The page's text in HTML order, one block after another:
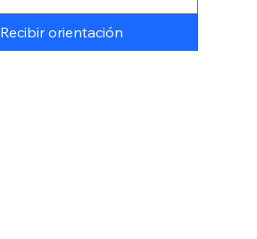
Recibir orientación